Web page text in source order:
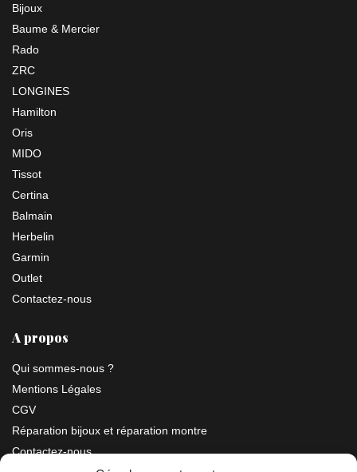
Bijoux
Baume & Mercier
Rado
ZRC
LONGINES
Hamilton
Oris
MIDO
Tissot
Certina
Balmain
Herbelin
Garmin
Outlet
Contactez-nous
A propos
Qui sommes-nous ?
Mentions Légales
CGV
Réparation bijoux et réparation montre
Contactez-nous